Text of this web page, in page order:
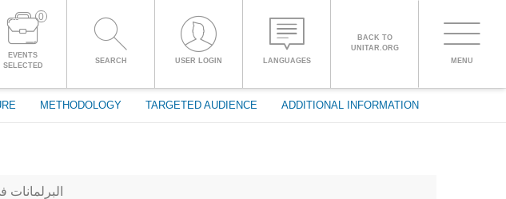
0
EVENTS
SELECTED
SEARCH USER LOGIN LANGUAGES
BACK TO
UNITAR.ORG
MENU
METHODOLOGY TARGETED AUDIENCE ADDITIONAL INFORMATION
PROCEED WITH CHECKOUT